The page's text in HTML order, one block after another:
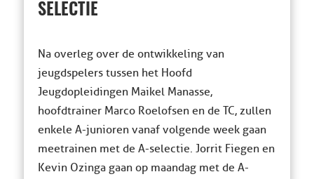
SELECTIE
Na overleg over de ontwikkeling van
jeugdspelers tussen het Hoofd
Jeugdopleidingen Maikel Manasse,
hoofdtrainer Marco Roelofsen en de TC, zullen
enkele A-junioren vanaf volgende week gaan
meetrainen met de A-selectie. Jorrit Fiegen en
Kevin Ozinga gaan op maandag met de A-